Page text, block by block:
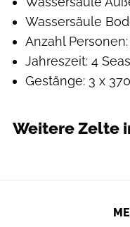
Wassersäule
Anzahl Personen:
Jahreszeit: 4
Gestänge: 3 x
Weitere Zelte